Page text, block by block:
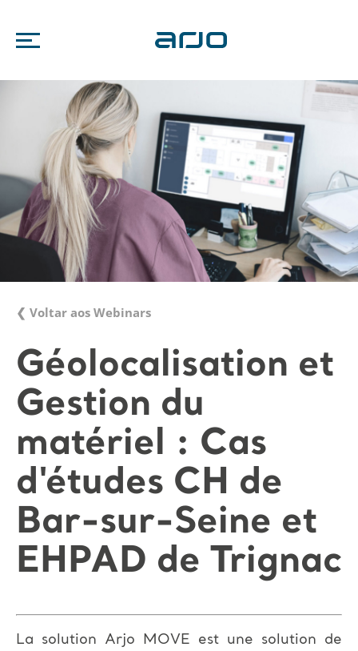
❮ Voltar aos Webinars
Géolocalisation et
Gestion du
matériel : Cas
d'études CH de
Bar-sur-Seine et
EHPAD de Trignac
La solution Arjo MOVE est une solution de